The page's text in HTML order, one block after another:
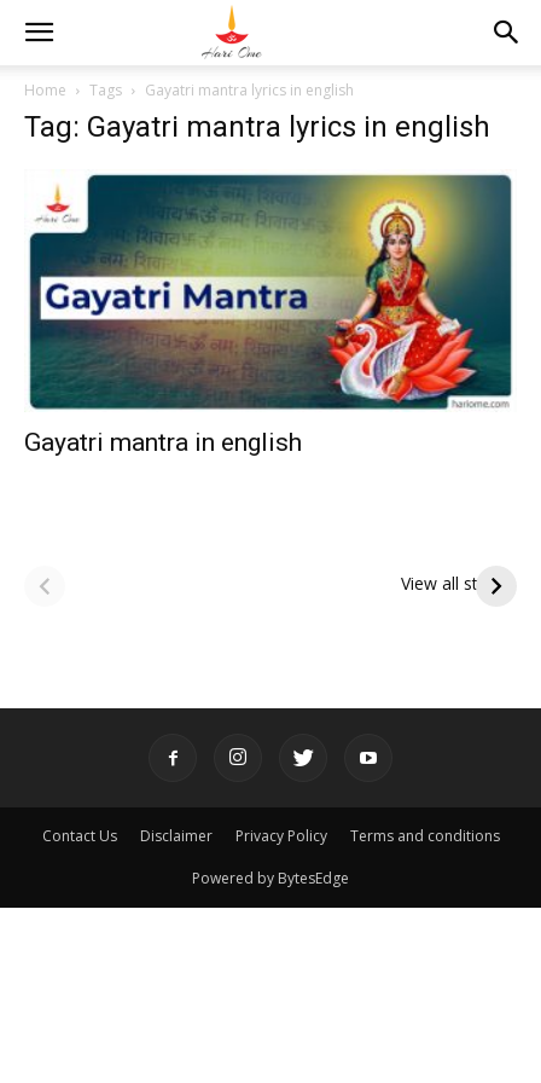
Home Tags Gayatri mantra lyrics in english
Tag: Gayatri mantra lyrics in english
Gayatri mantra in english
View all stories
పితృదేవతల ఆశీర్వాదం
ఇంద్రకీలాద్రి గిరి ప్రదక్షిణ
Contact Us Disclaimer Privacy Policy Terms and conditions
Powered by BytesEdge